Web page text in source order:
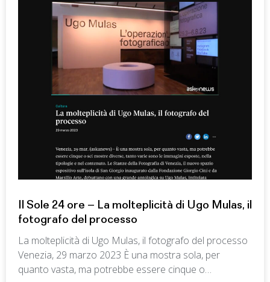
Il Sole 24 ore – La molteplicità di Ugo Mulas, il
fotografo del processo
La molteplicità di Ugo Mulas, il fotografo del processo
Venezia, 29 marzo 2023 È una mostra sola, per
quanto vasta, ma potrebbe essere cinque o…